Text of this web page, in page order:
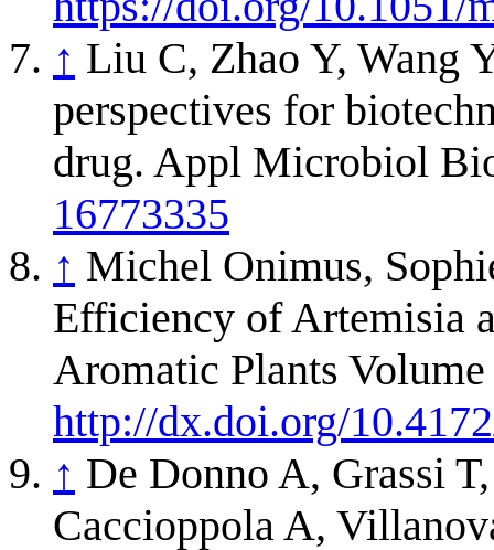
↑ Liu C, Zhao Y, Wang
perspectives for
drug. Appl Microbiol
16773335
↑ Michel Onimus,
Efficiency of Artemisia
Aromatic Plants Volume
http://dx.doi.org/
↑ De Donno A, Grassi
Caccioppola A,